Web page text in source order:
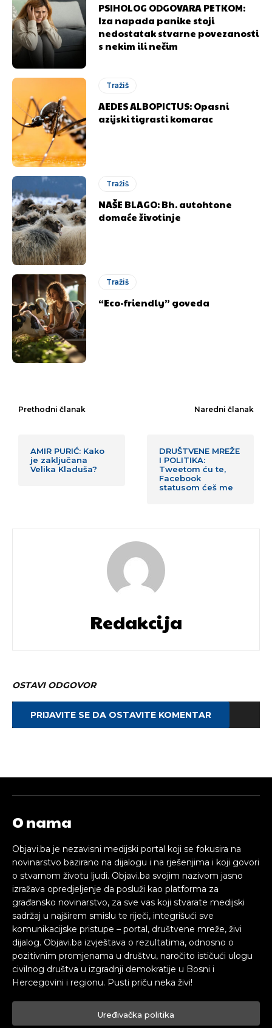
PSIHOLOG ODGOVARA PETKOM:
Iza napada panike stoji
nedostatak stvarne povezanosti
s nekim ili nečim
Tražiš
AEDES ALBOPICTUS: Opasni
azijski tigrasti komarac
Tražiš
NAŠE BLAGO: Bh. autohtone
domaće životinje
Tražiš
“Eco-friendly” goveda
Prethodni članak
AMIR PURIĆ: Kako
je zaključana
Velika Kladuša?
Naredni članak
DRUŠTVENE MREŽE
I POLITIKA:
Tweetom ću te,
Facebook
statusom ćeš me
Redakcija
OSTAVI ODGOVOR
PRIJAVITE SE DA OSTAVITE KOMENTAR
O nama
Objavi.ba je nezavisni medijski portal koji se fokusira na
novinarstvo bazirano na dijalogu i na rješenjima i koji govori
o stvarnom životu ljudi. Objavi.ba svojim nazivom jasno
izražava opredjeljenje da posluži kao platforma za
građansko novinarstvo, za sve vas koji stvarate medijski
sadržaj u najširem smislu te riječi, integrišući sve
komunikacijske pristupe – portal, društvene mreže, živi
dijalog. Objavi.ba izvještava o rezultatima, odnosno o
pozitivnim promjenama u društvu, naročito ističući ulogu
civilnog društva u izgradnji demokratije u Bosni i
Hercegovini i regionu. Pusti priču neka živi!
Uređivačka politika